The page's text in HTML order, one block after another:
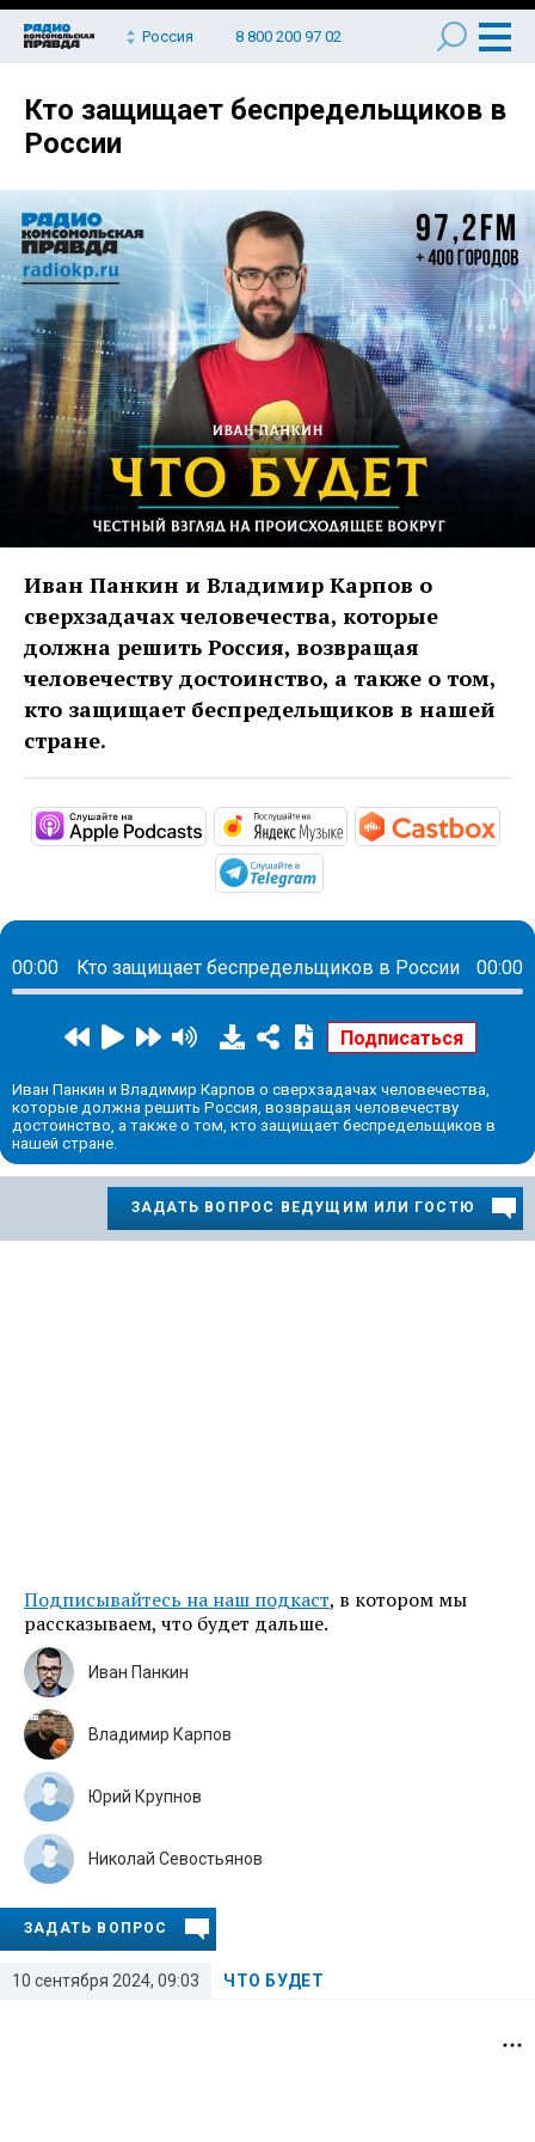
Россия 8 800 200 97 02
Кто защищает беспредельщиков в
России
Иван Панкин и Владимир Карпов о
сверхзадачах человечества, которые
должна решить Россия, возвращая
человечеству достоинство, а также о том,
кто защищает беспредельщиков в нашей
стране.
https://podcasts.apple.com/ru/
https://
00:00 Кто защищает беспредельщиков в России 00:00
Иван Панкин и Владимир Карпов о сверхзадачах человечества,
которые должна решить Россия, возвращая человечеству
достоинство, а также о том, кто защищает беспредельщиков в
нашей стране.
ЗАДАТЬ ВОПРОС ВЕДУЩИМ ИЛИ ГОСТЮ
Подписывайтесь на наш подкаст, в котором мы
рассказываем, что будет дальше.
10 сентября 2024, 09:03 ЧТО БУДЕТ
Иван Панкин
Владимир Карпов
Юрий Крупнов
Николай Севостьянов
ЗАДАТЬ ВОПРОС